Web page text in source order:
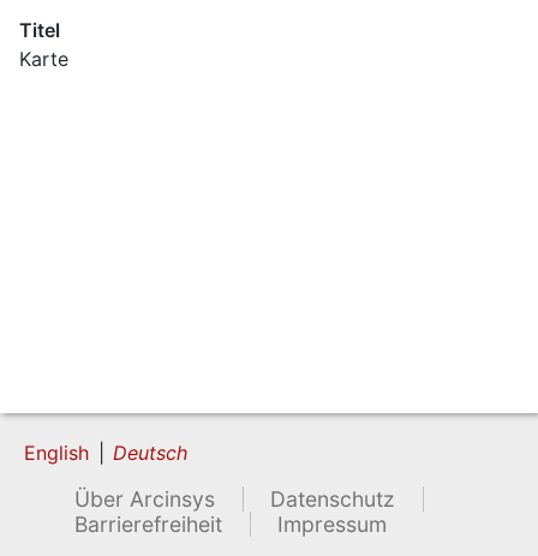
Titel
Karte
English Deutsch
Über Arcinsys
Datenschutz
Barrierefreiheit
Impressum